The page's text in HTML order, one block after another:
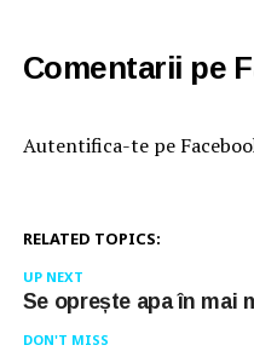
Comentarii pe
Autentifica-te pe
RELATED TOPICS:
UP NEXT
Se oprește apa în mai
DON'T MISS